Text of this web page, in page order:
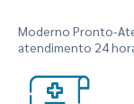
Moderno Pronto-
atendimento 24